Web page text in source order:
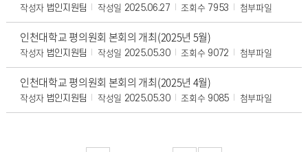
작성자 법인지원팀 작성일 2025.06.27 조회수 7953 첨부파일
인천대학교 평의원회 본회의 개최(2025년 5월)
작성자 법인지원팀 작성일 2025.05.30 조회수 9072 첨부파일
인천대학교 평의원회 본회의 개최(2025년 4월)
작성자 법인지원팀 작성일 2025.05.30 조회수 9085 첨부파일